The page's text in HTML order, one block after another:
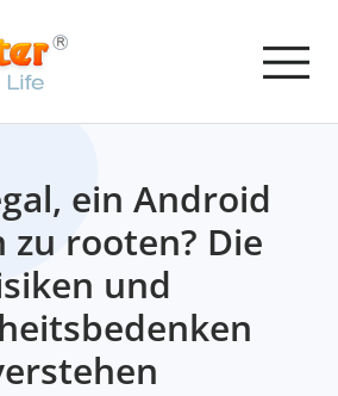
ein Android
zu rooten? Die
und